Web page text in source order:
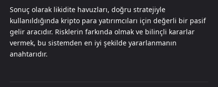
Sonuç olarak likidite havuzları, doğru stratejiyle
kullanıldığında kripto para yatırımcıları için değerli bir pasif
gelir aracıdır. Risklerin farkında olmak ve bilinçli kararlar
vermek, bu sistemden en iyi şekilde yararlanmanın
anahtarıdır.